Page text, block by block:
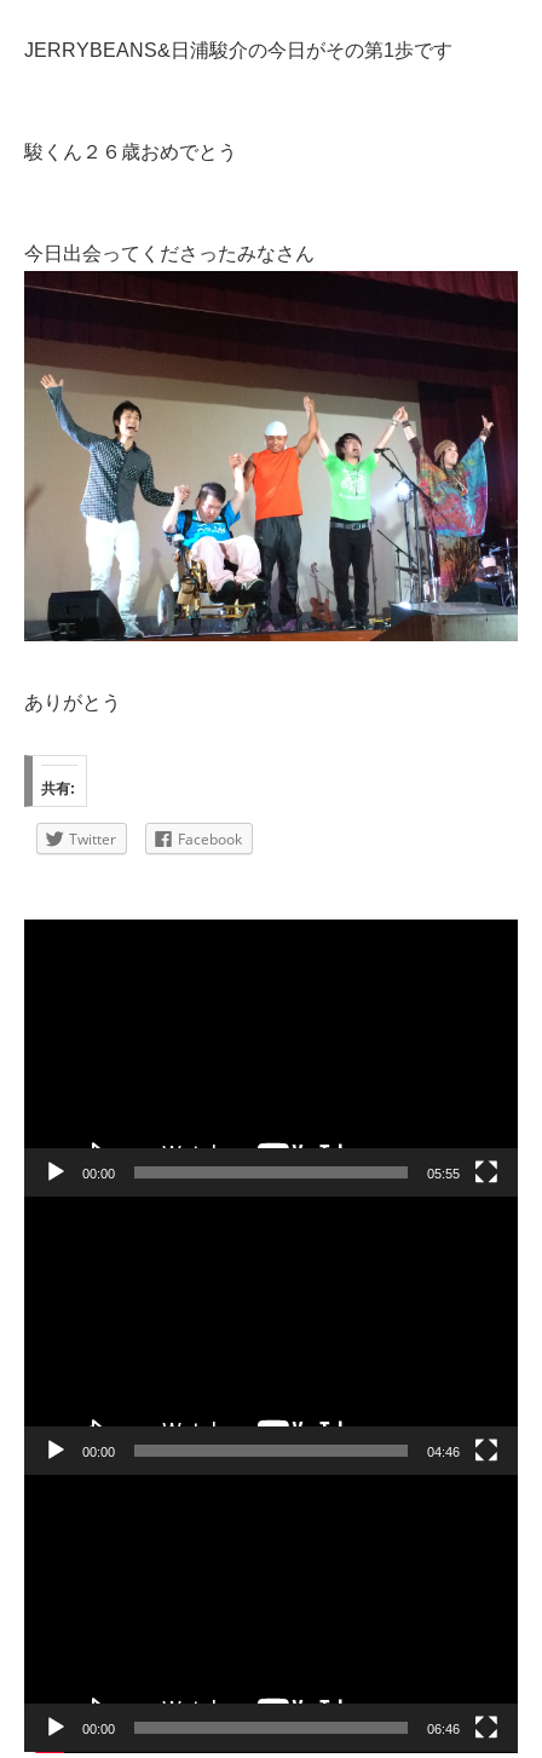
JERRYBEANS&日浦駿介の今日がその第1歩です
駿くん２６歳おめでとう
今日出会ってくださったみなさん
ありがとう
共有:
Twitter Facebook
00:00 05:55
00:00 04:46
00:00 06:46